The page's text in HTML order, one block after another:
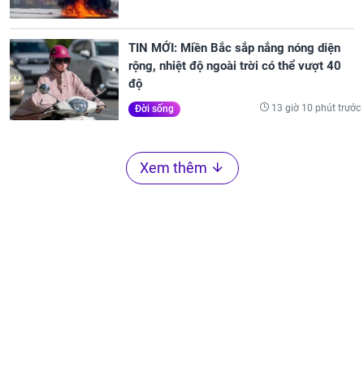
TIN MỚI: Miền Bắc sắp nắng nóng diện
rộng, nhiệt độ ngoài trời có thể vượt 40
độ
Đời sống 13 giờ 10 phút trước
Xem thêm